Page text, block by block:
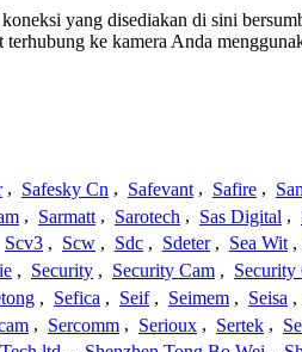
yang disediakan di sini
ke kamera Anda
, Safesky Cn , Safevant , Safire ,
, Sarmatt , Sarotech , Sas Digital ,
Scv3 , Scw , Sdc , Sdeter , Sea Wit ,
, Security , Security Cam , Security
, Sefica , Seif , Seimem , Seisa ,
, Sercomm , Serioux , Sertek ,